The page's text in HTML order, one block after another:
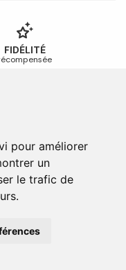
pour améliorer
un
le trafic de
FIDÉLITÉ